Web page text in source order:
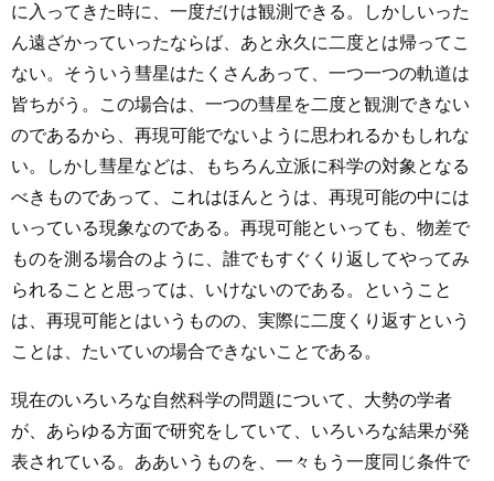
に入ってきた時に、一度だけは観測できる。しかしいった
ん遠ざかっていったならば、あと永久に二度とは帰ってこ
ない。そういう彗星はたくさんあって、一つ一つの軌道は
皆ちがう。この場合は、一つの彗星を二度と観測できない
のであるから、再現可能でないように思われるかもしれな
い。しかし彗星などは、もちろん立派に科学の対象となる
べきものであって、これはほんとうは、再現可能の中には
いっている現象なのである。再現可能といっても、物差で
ものを測る場合のように、誰でもすぐくり返してやってみ
られることと思っては、いけないのである。ということ
は、再現可能とはいうものの、実際に二度くり返すという
ことは、たいていの場合できないことである。
現在のいろいろな自然科学の問題について、大勢の学者
が、あらゆる方面で研究をしていて、いろいろな結果が発
表されている。ああいうものを、一々もう一度同じ条件で